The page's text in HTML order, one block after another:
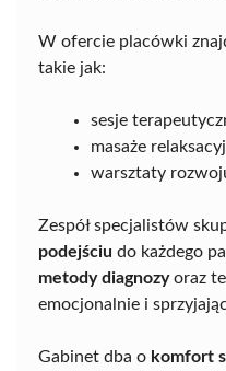
W ofercie placówki
takie jak:
sesje
masaże
warsztaty
Zespół specjalistów
podejściu do każdego
metody diagnozyoraz
emocjonalnie i
Gabinet dba o komfort